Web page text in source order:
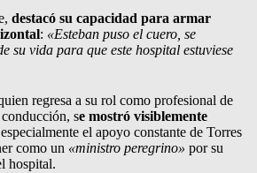
destacó su capacidad para armar
: «Esteban puso el cuero, se
su vida para que este hospital estuviese
regresa a su rol como profesional de
se mostró visiblemente
el apoyo constante de Torres
como un «ministro peregrino» por su
hospital.